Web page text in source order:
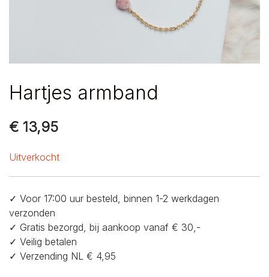
Hartjes armband
€ 13,95
Uitverkocht
✓ Voor 17:00 uur besteld, binnen 1-2 werkdagen
verzonden
✓ Gratis bezorgd, bij aankoop vanaf € 30,-
✓ Veilig betalen
✓ Verzending NL € 4,95